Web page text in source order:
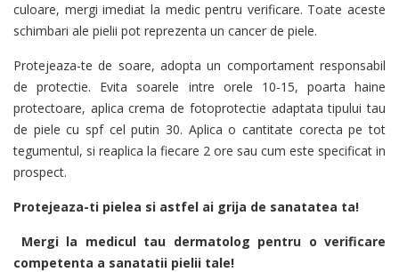
culoare, mergi imediat la medic pentru verificare. Toate aceste
schimbari ale pielii pot reprezenta un cancer de piele.
Protejeaza-te de soare, adopta un comportament responsabil
de protectie. Evita soarele intre orele 10-15, poarta haine
protectoare, aplica crema de fotoprotectie adaptata tipului tau
de piele cu spf cel putin 30. Aplica o cantitate corecta pe tot
tegumentul, si reaplica la fiecare 2 ore sau cum este specificat in
prospect.
Protejeaza-ti pielea si astfel ai grija de sanatatea ta!
Mergi la medicul tau dermatolog pentru o verificare
competenta a sanatatii pielii tale!